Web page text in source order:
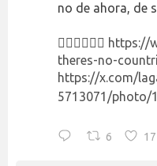
no de ahora, de
👉🏻👉🏻👉🏻 https://
theres-no-
https://x.com/
5713071/photo/1
6 17